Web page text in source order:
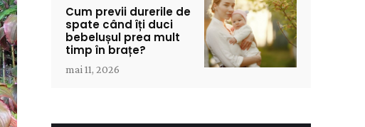
Cum previi durerile de
spate când îți duci
bebelușul prea mult
timp în brațe?
mai 11, 2026